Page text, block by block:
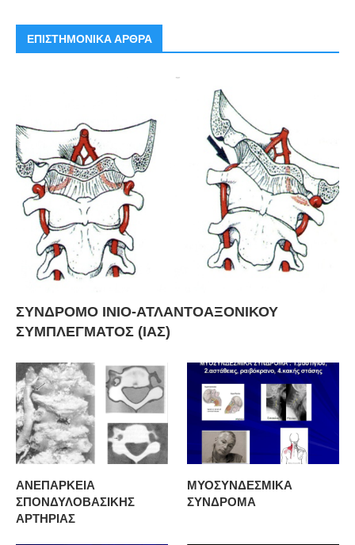
ΕΠΙΣΤΗΜΟΝΙΚΑ ΑΡΘΡΑ
ΣΥΝΔΡΟΜΟ ΙΝΙΟ-ΑΤΛΑΝΤΟΑΞΟΝΙΚΟΥ
ΣΥΜΠΛΕΓΜΑΤΟΣ (ΙΑΣ)
ΑΝΕΠΑΡΚΕΙΑ
ΣΠΟΝΔΥΛΟΒΑΣΙΚΗΣ
ΑΡΤΗΡΙΑΣ
ΜΥΟΣΥΝΔΕΣΜΙΚΑ
ΣΥΝΔΡΟΜΑ